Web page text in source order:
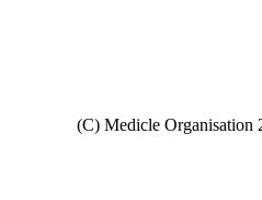
(C) Medicle Organisation